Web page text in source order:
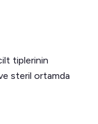
tiplerinin
steril ortamda